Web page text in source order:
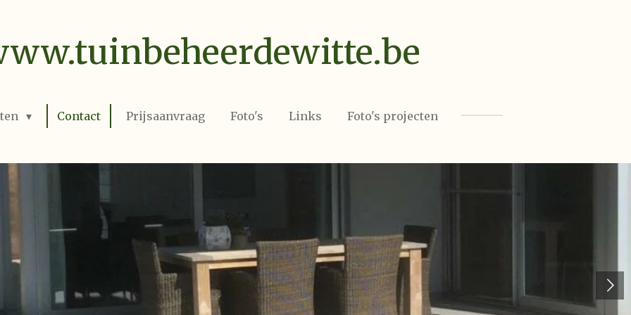
Contact Prijsaanvraag Foto's Links Foto's projecten